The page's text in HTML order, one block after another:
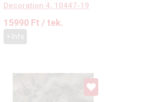
Decoration 4, 10447-19
15990 Ft / tek.
+ Info